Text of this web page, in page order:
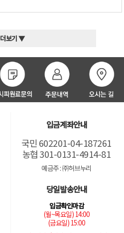
더보기 ▼
입금계좌안내
국민 602201-04-187261
농협 301-0131-4914-81
예금주 : ㈜허브누리
당일발송안내
입금확인마감
(월~목요일) 14:00
(금요일) 15:00